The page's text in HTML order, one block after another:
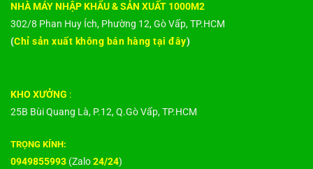
NHÀ MÁY NHẬP KHẨU & SẢN XUẤT 1000M2
302/8 Phan Huy Ích, Phường 12, Gò Vấp, TP.HCM
(Chỉ sản xuất không bán hàng tại đây)
KHO XƯỞNG :
25B Bùi Quang Là, P.12, Q.Gò Vấp, TP.HCM
TRỌNG KÍNH:
0949855993 (Zalo24/24)